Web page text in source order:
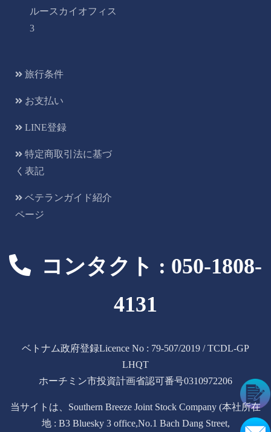
ルースカイオフィス
3
旅行条件
お支払い
LINE登録
特定商取引法に基づ
く表記
ベテランガイド紹介
ページ
コンタクト : 050-1808-
4131
ベトナム政府登録Licence No : 79-507/2019 / TCDL-GP
LHQT
ホーチミン市投資計画省認可番号0310972206
当サイトは、Southern Breeze Joint Stock Company (本社所在
地 : B3 Bluesky 3 office,No.1 Bach Dang Street,